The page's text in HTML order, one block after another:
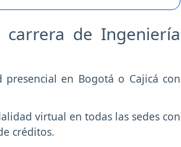
carrera de Ingeniería
en Bogotá o Cajicá con
virtual en todas las sedes con
créditos.